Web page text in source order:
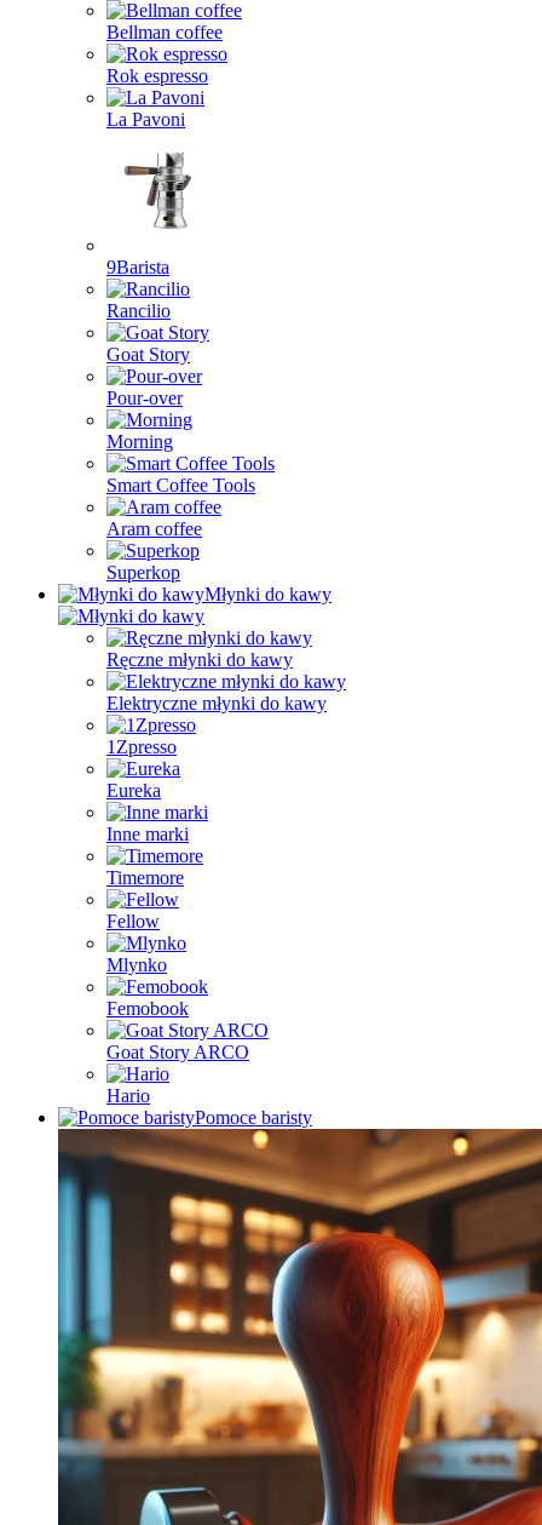
Bellman coffee
Rok espresso
La Pavoni
9Barista
Rancilio
Goat Story
Pour-over
Morning
Smart Coffee Tools
Aram coffee
Superkop
Młynki do kawy
Ręczne młynki do kawy
Elektryczne młynki do kawy
1Zpresso
Eureka
Inne marki
Timemore
Fellow
Mlynko
Femobook
Goat Story ARCO
Hario
Pomoce baristy